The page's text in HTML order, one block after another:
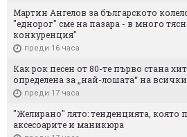
Мартин Ангелов за българското
"еднорог" сме на пазара - в много
конкуренция"
преди 16 часа
Как рок песен от 80-те първо стана
определена за „най-лошата“ на
преди 17 часа
"Желирано" лято: тенденцията, която
аксесоарите и маникюра